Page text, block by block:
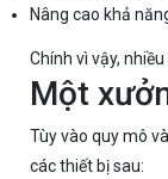
Nâng cao khả
Chính vì vậy,
Một
Tùy vào quy mô
các thiết bị sau: